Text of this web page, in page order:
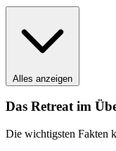
Alles anzeigen
Das Retreat im
Die wichtigsten Fakten